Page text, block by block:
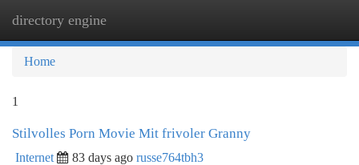
directory engine
Home
1
Stilvolles Porn Movie Mit frivoler Granny
Internet 83 days ago russe764tbh3